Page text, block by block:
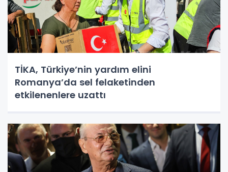
TİKA, Türkiye’nin yardım elini
Romanya’da sel felaketinden
etkilenenlere uzattı